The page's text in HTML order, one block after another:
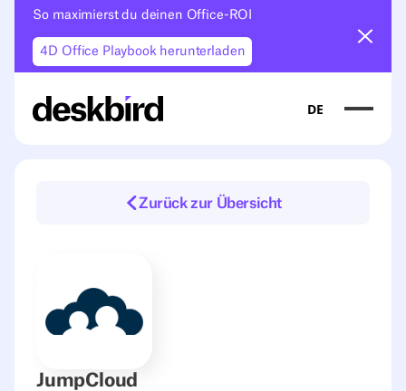
So maximierst du deinen Office-ROI
4D Office Playbook herunterladen
DE
Zurück zur Übersicht
JumpCloud